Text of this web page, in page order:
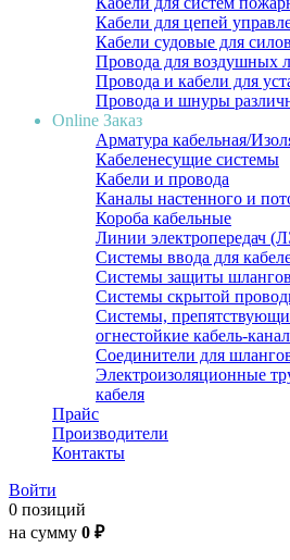
Кабели для цепей
Кабели судовые для
Провода для воздушных
Провода и кабели для
Провода и шнуры
Online Заказ
Арматура кабельная/
Кабеленесущие системы
Кабели и провода
Каналы настенного и
Короба кабельные
Линии электропередач
Системы ввода для
Системы защиты
Системы скрытой
Системы,
огнестойкие кабель-
Соединители для
Электроизоляционные
кабеля
Прайс
Производители
Контакты
Войти
0 позиций
на сумму 0 ₽